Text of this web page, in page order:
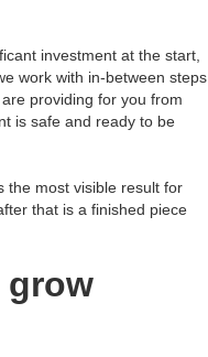
investment at the start,
work with in-between steps
providing for you from
is safe and ready to be
the most visible result for
that is a finished piece
grow